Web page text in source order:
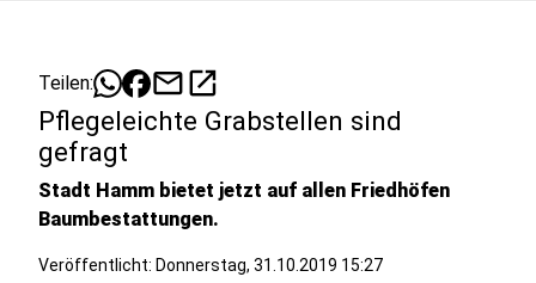
Teilen: mailopen_in_new
Pflegeleichte Grabstellen sind
gefragt
Stadt Hamm bietet jetzt auf allen Friedhöfen
Baumbestattungen.
Veröffentlicht: Donnerstag, 31.10.2019 15:27